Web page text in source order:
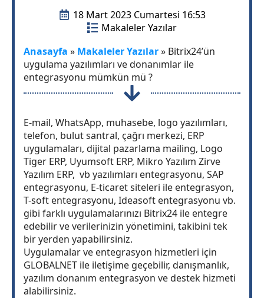
18 Mart 2023 Cumartesi 16:53
Makaleler Yazılar
Anasayfa » Makaleler Yazılar» Bitrix24’ün
uygulama yazılımları ve donanımlar ile
entegrasyonu mümkün mü ?
E-mail, WhatsApp, muhasebe, logo yazılımları,
telefon, bulut santral, çağrı merkezi, ERP
uygulamaları, dijital pazarlama mailing, Logo
Tiger ERP, Uyumsoft ERP, Mikro Yazılım Zirve
Yazılım ERP, vb yazılımları entegrasyonu, SAP
entegrasyonu, E-ticaret siteleri ile entegrasyon,
T-soft entegrasyonu, Ideasoft entegrasyonu vb.
gibi farklı uygulamalarınızı Bitrix24 ile entegre
edebilir ve verilerinizin yönetimini, takibini tek
bir yerden yapabilirsiniz.
Uygulamalar ve entegrasyon hizmetleri için
GLOBALNET ile iletişime geçebilir, danışmanlık,
yazılım donanım entegrasyon ve destek hizmeti
alabilirsiniz.